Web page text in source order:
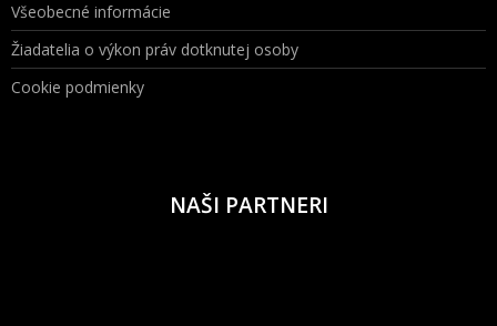
Všeobecné informácie
Žiadatelia o výkon práv dotknutej osoby
Cookie podmienky
NAŠI PARTNERI